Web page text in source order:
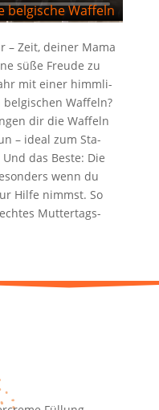
bel­gi­sche Waf­feln
– Zeit, dei­ner Mama
süße Freu­de zu
mit einer himm­li­
Waf­feln?
dir die Waf­feln
– ide­al zum Sta­
das Bes­te: Die
wenn du
Hil­fe nimmst. So
Muttertags-
(Magni­fic)